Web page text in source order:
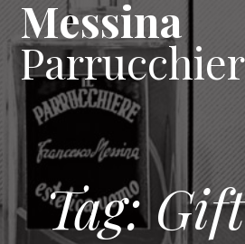
Messina
Tag: